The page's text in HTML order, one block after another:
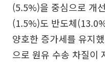
(5.5%)을 중심으로 개
(1.5%)도 반도체
양호한 증가세를 유지
으로 원유 수송 차질이